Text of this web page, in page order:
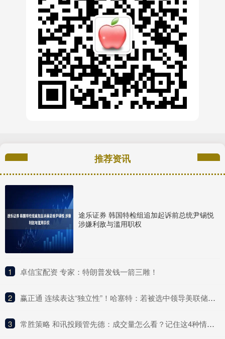
推荐资讯
途乐证券 韩国特检组追加起诉前总统尹锡悦
涉嫌利敌与滥用职权
1 ​卓信宝配资 专家：特朗普发钱一箭三雕！
2 ​赢正通 连续表达“独立性”！哈塞特：若被选中领导美联储，特朗普可以提意见，但对美联储决策“毫无分量”
3 ​常胜策略 和讯投顾管先德：成交量怎么看？记住这4种情况！